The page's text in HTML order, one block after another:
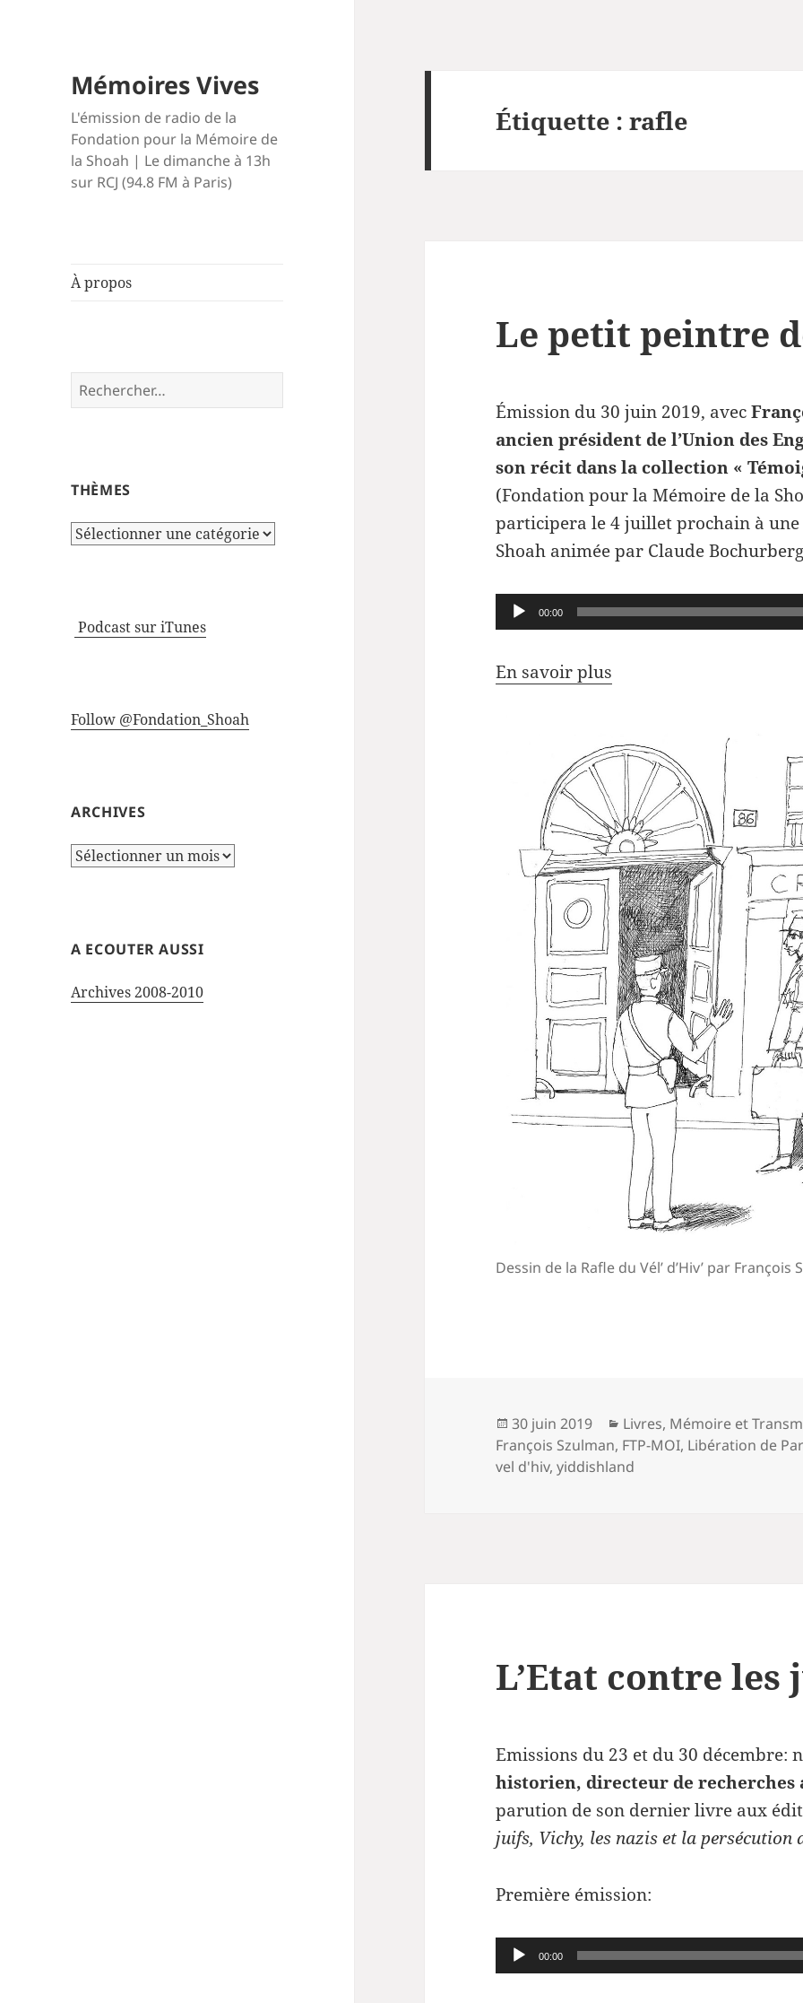
Mémoires Vives
L'émission de radio de la
Fondation pour la Mémoire de
la Shoah | Le dimanche à 13h
sur RCJ (94.8 FM à Paris)
À propos
Rechercher :
THÈMES
Thèmes
Podcast sur iTunes
Follow @Fondation_Shoah
ARCHIVES
Archives
A ECOUTER AUSSI
Archives 2008-2010
Étiquette :rafle
Le petit peintre
Émission du 30 juin 2019, avec
ancien président de l’Union des
son récit dans la collection «
(Fondation pour la Mémoire de la
participera le 4 juillet prochain à
Shoah animée par Claude
Lecteur
audio
00:00
En savoir plus
Dessin de la Rafle du Vél’ d’Hiv’ par François
Publié
le
30 juin 2019 Catégories
Livres, Mémoire et
François Szulman, FTP-MOI, Libération de
vel d'hiv,yiddishland
L’Etat contre les
Emissions du 23 et du 30 décembre:
historien, directeur de recherches
parution de son dernier livre aux
juifs, Vichy, les nazis et la persécution
Première émission:
Lecteur
audio
00:00